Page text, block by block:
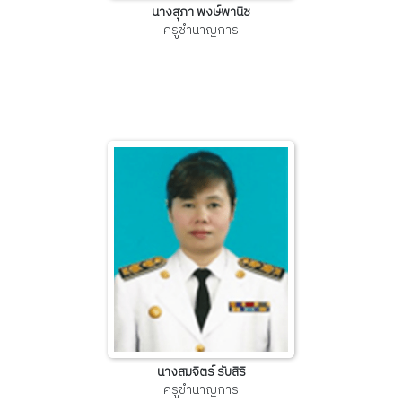
นางสุภา พงษ์พานิช
ครูชำนาญการ
นางสมจิตร์ รับสิริ
ครูชำนาญการ